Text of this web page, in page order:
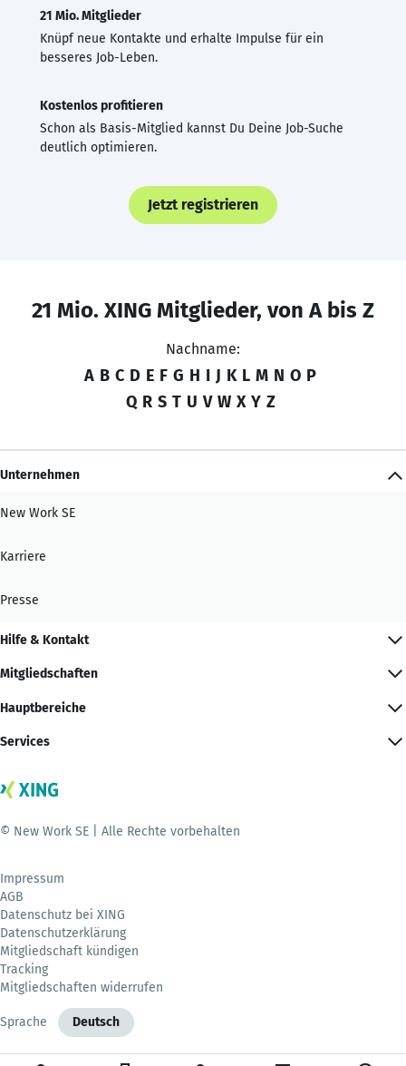
21 Mio. Mitglieder
Knüpf neue Kontakte und erhalte Impulse für ein
besseres Job-Leben.
Kostenlos profitieren
Schon als Basis-Mitglied kannst Du Deine Job-Suche
deutlich optimieren.
Jetzt registrieren
21 Mio. XING Mitglieder, von A bis Z
Nachname:
A B C D E F G H I J K L M N O P
Q R S T U V W X Y Z
Unternehmen
New Work SE
Karriere
Presse
Hilfe & Kontakt
Mitgliedschaften
Hauptbereiche
Services
© New Work SE | Alle Rechte vorbehalten
Impressum
AGB
Datenschutz bei XING
Datenschutzerklärung
Mitgliedschaft kündigen
Tracking
Mitgliedschaften widerrufen
Sprache Deutsch